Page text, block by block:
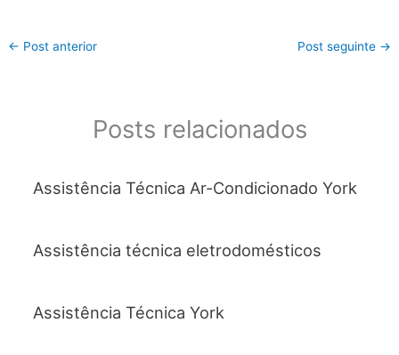
c
k
itt
p
← Post anterior Post seguinte →
Posts relacionados
Assistência Técnica Ar-Condicionado York
Assistência técnica eletrodomésticos
Assistência Técnica York